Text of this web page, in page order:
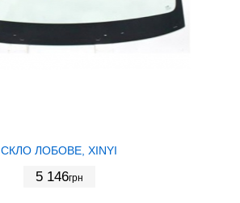
СКЛО ЛОБОВЕ, XINYI
5 146грн